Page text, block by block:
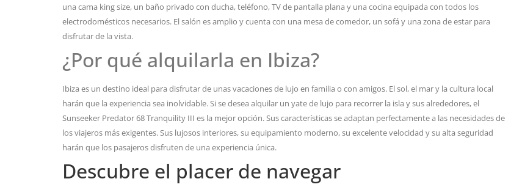
una cama king size, un baño privado con ducha, teléfono, TV de pantalla plana y una cocina equipada con todos los
electrodomésticos necesarios. El salón es amplio y cuenta con una mesa de comedor, un sofá y una zona de estar para
disfrutar de la vista.
¿Por qué alquilarla en Ibiza?
Ibiza es un destino ideal para disfrutar de unas vacaciones de lujo en familia o con amigos. El sol, el mar y la cultura local
harán que la experiencia sea inolvidable. Si se desea alquilar un yate de lujo para recorrer la isla y sus alrededores, el
Sunseeker Predator 68 Tranquility III es la mejor opción. Sus características se adaptan perfectamente a las necesidades de
los viajeros más exigentes. Sus lujosos interiores, su equipamiento moderno, su excelente velocidad y su alta seguridad
harán que los pasajeros disfruten de una experiencia única.
Descubre el placer de navegar